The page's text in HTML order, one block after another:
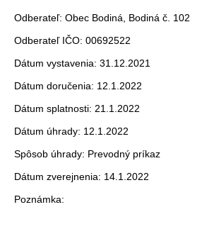
Odberateľ: Obec Bodiná, Bodiná č. 102
Odberateľ IČO: 00692522
Dátum vystavenia: 31.12.2021
Dátum doručenia: 12.1.2022
Dátum splatnosti: 21.1.2022
Dátum úhrady: 12.1.2022
Spôsob úhrady: Prevodný príkaz
Dátum zverejnenia: 14.1.2022
Poznámka: